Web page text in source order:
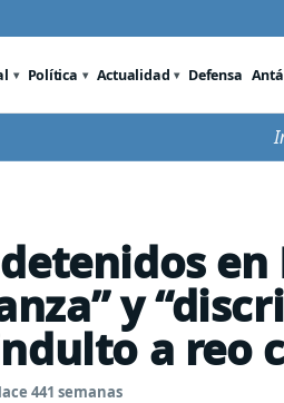
Política Actualidad Defensa
en
y
a reo
441 semanas